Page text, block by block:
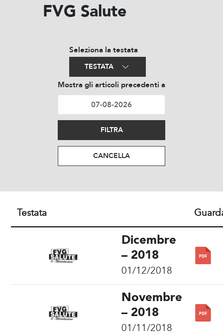
FVG Salute
Seleziona la testata
TESTATA
Mostra gli articoli precedenti a
FILTRA
CANCELLA
Testata
Dicembre
– 2018
01/12/2018
Novembre
– 2018
01/11/2018